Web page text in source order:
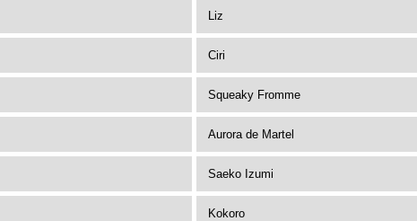
Liz
Ciri
Squeaky Fromme
Aurora de Martel
Saeko Izumi
Kokoro